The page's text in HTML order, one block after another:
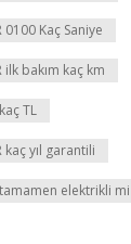
Kaç Saniye
ilk bakım kaç km
TL
kaç yıl garantili
elektrikli mi